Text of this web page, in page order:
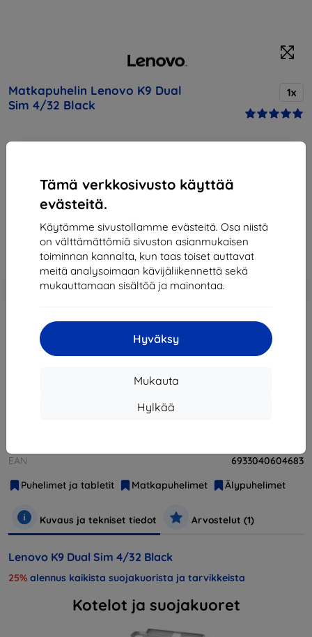
Tämä verkkosivusto käyttää
evästeitä.
Käytämme sivustollamme evästeitä. Osa niistä
on välttämättömiä sivuston asianmukaisen
toiminnan kannalta, kun taas toiset auttavat
meitä analysoimaan kävijäliikennettä sekä
mukauttamaan sisältöä ja mainontaa.
Hyväksy
Mukauta
Hylkää
Matkapuhelin Lenovo K9 Dual
Sim 4/32 Black
1x
144,89 €
130,41 €
Hinta ilman ALV:tä105,17 €
-10%
Alennus kupongilla
EXTRA10
Loppuunmyyty
EAN
6933040604683
Puhelimet ja tabletit
Matkapuhelimet Älypuhelimet
Kuvaus ja tekniset tiedot Arvostelut (1)
Lenovo K9 Dual Sim 4/32 Black
25% alennus kaikista suojakuorista ja tarvikkeista
Kotelot ja suojakuoret